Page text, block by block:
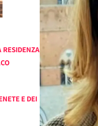
RESIDENZA
E DEI